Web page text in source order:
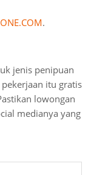
.
jenis penipuan
itu gratis
lowongan
medianya yang